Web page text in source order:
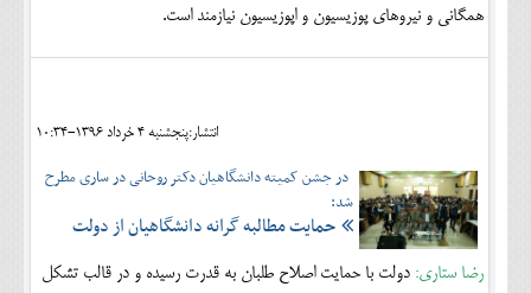
همگانی و نیروهای پوزیسیون و اپوزیسیون نیازمند است.
انتشار:پنجشنبه 4 خرداد 1396-10:34
در جشن کمیته دانشگاهیان دکتر روحانی در ساری مطرح
شد:
حمایت مطالبه گرانه دانشگاهیان از دولت
رضا ستاری: دولت با حمایت اصلاح طلبان به قدرت رسیده و در قالب تشکل